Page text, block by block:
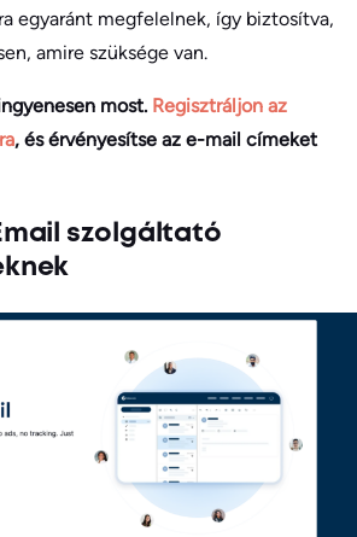
egyaránt megfelelnek, így biztosítva,
amire szüksége van.
most. Regisztráljon az
, és érvényesítse az e-mail címeket
szolgáltató